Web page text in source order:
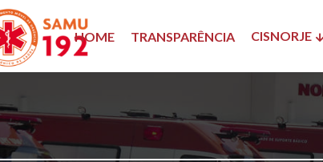
para
o
HOME TRANSPARÊNCIA CISNORJE